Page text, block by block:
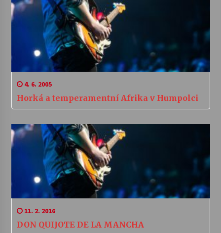
4. 6. 2005
Horká a temperamentní Afrika v Humpolci
11. 2. 2016
DON QUIJOTE DE LA MANCHA